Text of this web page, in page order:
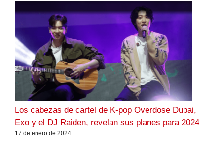
Los cabezas de cartel de K-pop Overdose Dubai,
Exo y el DJ Raiden, revelan sus planes para 2024
17 de enero de 2024